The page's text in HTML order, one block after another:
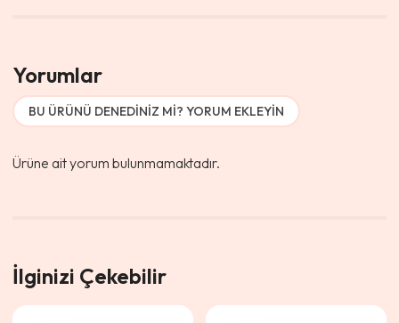
Yorumlar
BU ÜRÜNÜ DENEDINIZ MI? YORUM EKLEYIN
Ürüne ait yorum bulunmamaktadır.
İlginizi Çekebilir